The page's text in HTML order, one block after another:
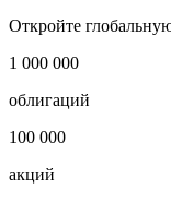
Откройте
1 000 000
облигаций
100 000
акций